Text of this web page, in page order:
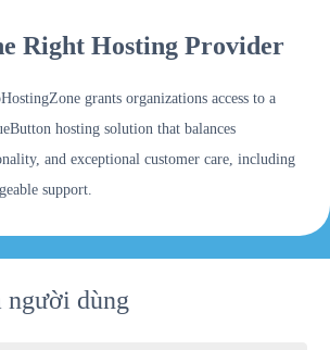
Right Hosting Provider
grants organizations access to a
hosting solution that balances
and exceptional customer care, including
support.
người dùng